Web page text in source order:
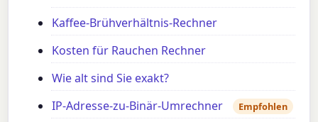
Kaffee-Brühverhältnis-Rechner
Kosten für Rauchen Rechner
Wie alt sind Sie exakt?
IP-Adresse-zu-Binär-Umrechner
Empfohlen